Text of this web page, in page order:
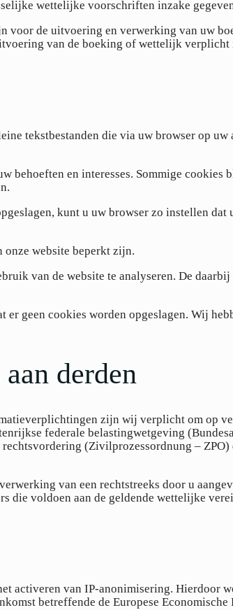
wettelijke voorschriften inzake
de uitvoering en verwerking van uw
van de boeking of wettelijk verplicht
tekstbestanden die via uw browser op
behoeften en interesses. Sommige
kunt u uw browser zo instellen
website beperkt zijn.
van de website te analyseren. De
geen cookies worden opgeslagen. Wij
derden
zijn wij verplicht om op
federale belastingwetgeving
(Zivilprozessordnung –
van een rechtstreeks door u
die voldoen aan de geldende wettelijke
activeren van IP-anonimisering. Hierdoor
betreffende de Europese